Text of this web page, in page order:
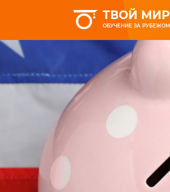
ТВОЙ МИР
ОБУЧЕНИЕ ЗА РУБЕЖОМ